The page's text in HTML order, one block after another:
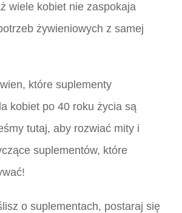
wiele kobiet nie zaspokaja
żywieniowych z samej
które suplementy
kobiet po 40 roku życia są
tutaj, aby rozwiać mity i
suplementów, które
o suplementach, postaraj się